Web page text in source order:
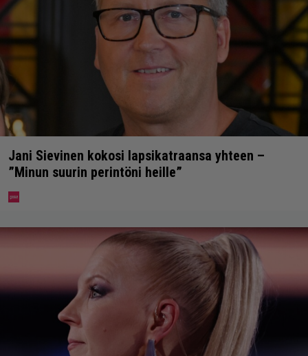
Jani Sievinen kokosi lapsikatraansa yhteen –
”Minun suurin perintöni heille”